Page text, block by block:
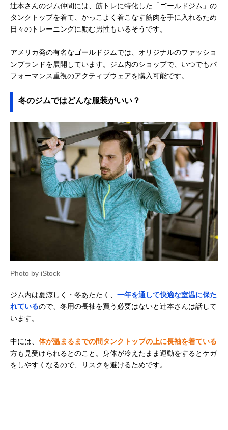
辻本さんのジム仲間には、筋トレに特化した「ゴールドジム」の
タンクトップを着て、かっこよく着こなす筋肉を手に入れるため
日々のトレーニングに励む男性もいるそうです。
アメリカ発の有名なゴールドジムでは、オリジナルのファッショ
ンブランドを展開しています。ジム内のショップで、いつでもパ
フォーマンス重視のアクティブウェアを購入可能です。
冬のジムではどんな服装がいい？
Photo by iStock
ジム内は夏涼しく・冬あたたく、 一年を通して快適な室温に保た
れているので、冬用の長袖を買う必要はないと辻本さんは話して
います。
中には、 体が温まるまでの間タンクトップの上に長袖を着ている
方も見受けられるとのこと。身体が冷えたまま運動をするとケガ
をしやすくなるので、リスクを避けるためです。